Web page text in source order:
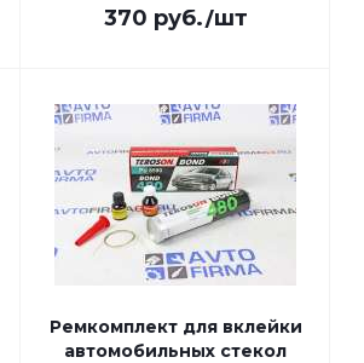
370 руб./шт
Ремкомплект для вклейки
автомобильных стекол